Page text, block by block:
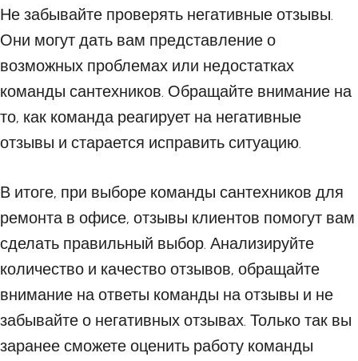
Не забывайте проверять негативные отзывы.
Они могут дать вам представление о
возможных проблемах или недостатках
команды сантехников. Обращайте внимание на
то, как команда реагирует на негативные
отзывы и старается исправить ситуацию.
В итоге, при выборе команды сантехников для
ремонта в офисе, отзывы клиентов помогут вам
сделать правильный выбор. Анализируйте
количество и качество отзывов, обращайте
внимание на ответы команды на отзывы и не
забывайте о негативных отзывах. Только так вы
заранее сможете оценить работу команды